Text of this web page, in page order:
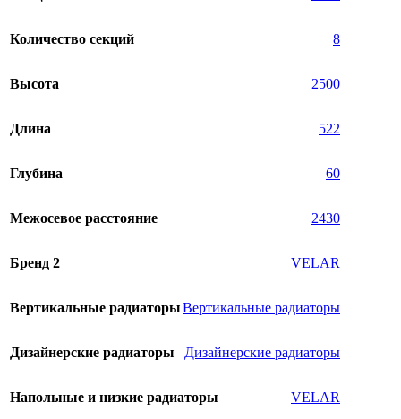
Количество секций 8
Высота 2500
Длина 522
Глубина 60
Межосевое расстояние 2430
Бренд 2 VELAR
Вертикальные радиаторыВертикальные радиаторы
Дизайнерские радиаторы Дизайнерские радиаторы
Напольные и низкие радиаторы VELAR